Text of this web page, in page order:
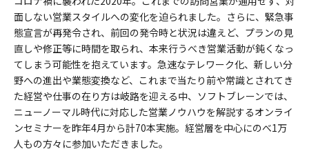
面しない営業スタイルへの変化を迫られました。さらに、緊急事
態宣言が再発令され、前回の発令時と状況は違えど、プランの見
直しや修正等に時間を取られ、本来行うべき営業活動が鈍くなっ
てしまう可能性を抱えています。急速なテレワーク化、新しい分
野への進出や業態変換など、これまで当たり前や常識とされてき
た経営や仕事の在り方は岐路を迎える中、ソフトブレーンでは、
ニューノーマル時代に対応した営業ノウハウを解説するオンライ
ンセミナーを昨年4月から計70本実施。経営層を中心にのべ1万
人もの方々に参加いただきました。